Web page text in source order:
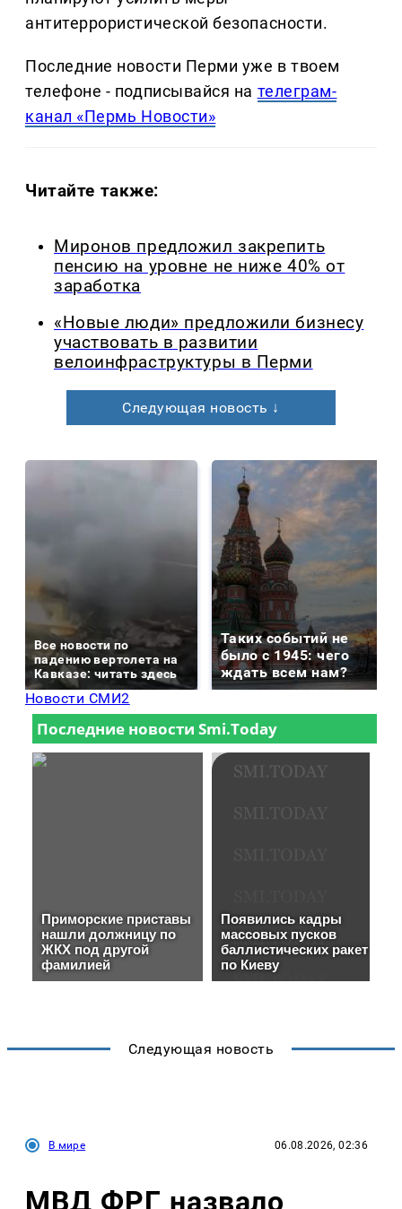
антитеррористической безопасности.
Последние новости Перми уже в твоем
телефоне - подписывайся на телеграм-
канал «Пермь Новости»
Читайте также:
Миронов предложил закрепить
пенсию на уровне не ниже 40% от
заработка
«Новые люди» предложили бизнесу
участвовать в развитии
велоинфраструктуры в Перми
Следующая новость ↓
Все новости по
падению вертолета на
Кавказе: читать здесь
Таких событий не
было с 1945: чего
ждать всем нам?
Новости СМИ2
Следующая новость
В мире 06.08.2026, 02:36
МВД ФРГ назвало